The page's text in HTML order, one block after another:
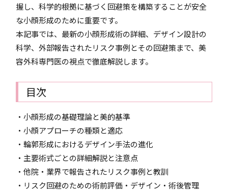
握し、科学的根拠に基づく回避策を構築することが安全
な小顔形成のために重要です。
本記事では、最新の小顔形成術の詳細、デザイン設計の
科学、外部報告されたリスク事例とその回避策まで、美
容外科専門医の視点で徹底解説します。
目次
・小顔形成の基礎理論と美的基準
・小顔アプローチの種類と適応
・輪郭形成におけるデザイン手法の進化
・主要術式ごとの詳細解説と注意点
・他院・業界で報告されたリスク事例と教訓
・リスク回避のための術前評価・デザイン・術後管理